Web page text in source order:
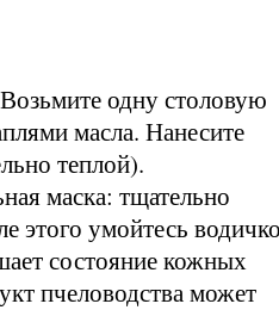
одну столовую
масла. Нанесите
теплой).
маска: тщательно
этого умойтесь
состояние кожных
пчеловодства может